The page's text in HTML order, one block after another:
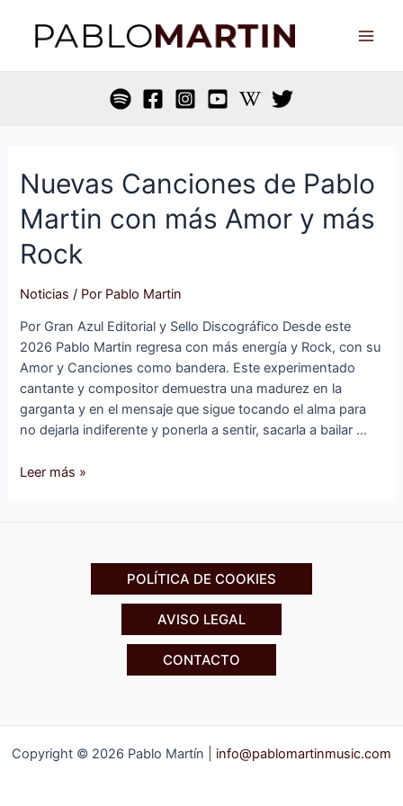
contenido
Nuevas Canciones de Pablo
Martin con más Amor y más
Rock
Noticias / Por Pablo Martin
Por Gran Azul Editorial y Sello Discográfico Desde este
2026 Pablo Martin regresa con más energía y Rock, con su
Amor y Canciones como bandera. Este experimentado
cantante y compositor demuestra una madurez en la
garganta y en el mensaje que sigue tocando el alma para
no dejarla indiferente y ponerla a sentir, sacarla a bailar …
Nuevas
Canciones
de
Martin
más
Amor
y
más
Rock
Leer más »
POLÍTICA DE COOKIES
AVISO LEGAL
CONTACTO
Copyright © 2026 Pablo Martín | info@pablomartinmusic.com